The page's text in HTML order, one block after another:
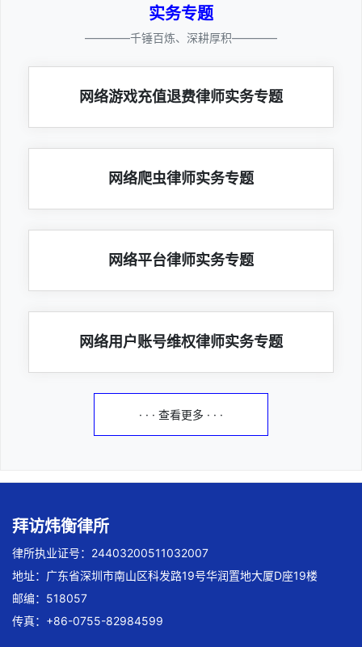
实务专题
————千锤百炼、深耕厚积————
网络游戏充值退费律师实务专题
网络爬虫律师实务专题
网络平台律师实务专题
网络用户账号维权律师实务专题
· · · 查看更多 · · ·
拜访炜衡律所
律所执业证号：24403200511032007
地址：广东省深圳市南山区科发路19号华润置地大厦D座19楼
邮编：518057
传真：+86-0755-82984599